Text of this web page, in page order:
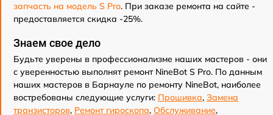
запчасть на модель S Pro. При заказе ремонта на сайте -
предоставляется скидка -25%.
Знаем свое дело
Будьте уверены в профессионализме наших мастеров - они
с уверенностью выполнят ремонт NineBot S Pro. По данным
наших мастеров в Барнауле по ремонту NineBot, наиболее
востребованы следующие услуги: Прошивка, Замена
транзисторов, Ремонт гироскопа, Обслуживание,